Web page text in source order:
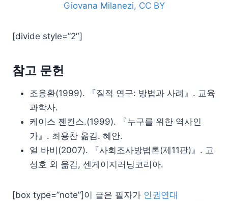
Giovana Milanezi, CC BY
[divide style=”2″]
참고 문헌
조용환(1999). 『질적 연구: 방법과 사례』. 교육
과학사.
케이스 젠킨스.(1999). 『누구를 위한 역사인
가』. 최용찬 옮김. 혜안.
얼 바비(2007). 『사회조사방법론(제11판)』. 고
성호 외 옮김, 센게이지러닝코리아.
[box type=”note”]이 글은 필자가 인권연대